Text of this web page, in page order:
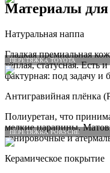
ПЕРЕТЯЖКА TOYOTA
ПЕРЕТЯЖКА PORSCHE
Материалы для
Натуральная наппа
Гладкая премиальная
тёплая, статусная. Есть
фактурная: под задачу и
Антигравийная плёнка
Полиуретан, что
мелкие царапины.
тонировочные и
Керамическое покрытие